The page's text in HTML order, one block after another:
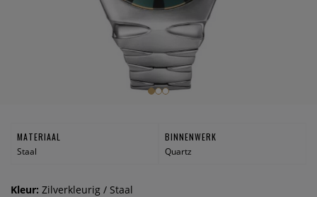
MATERIAAL
Staal
BINNENWERK
Quartz
Kleur: Zilverkleurig / Staal